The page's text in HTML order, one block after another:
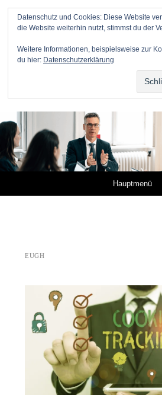
Anwälte für Online-
DR. METZNER RECHTSANWÄLTE
IT UND MEDIEN
Hauptmenü
EUGH
Datenschutz und Cookies: Diese Website
die Website weiterhin nutzt, stimmst du der
Weitere Informationen, beispielsweise zur
du hier: Datenschutzerklärung